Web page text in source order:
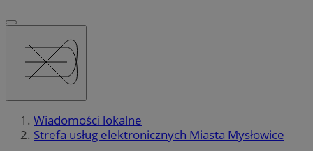
Wiadomości lokalne
Strefa usług elektronicznych Miasta Mysłowice